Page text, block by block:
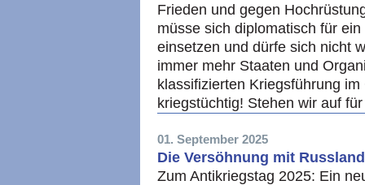
Frieden und gegen
müsse sich diplomatisch für
einsetzen und dürfe sich nicht
immer mehr Staaten und
klassifizierten Kriegsführung
kriegstüchtig! Stehen wir auf
01. September 2025
Die Versöhnung mit
Zum Antikriegstag 2025: Ein